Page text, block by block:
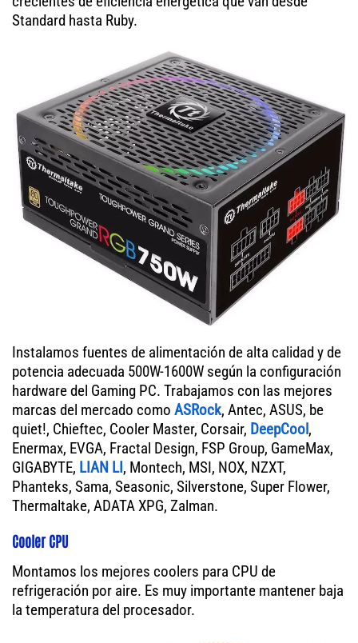
Standard hasta Ruby.
Instalamos fuentes de alimentación de alta calidad y de
potencia adecuada 500W-1600W según la configuración
hardware del Gaming PC. Trabajamos con las mejores
marcas del mercado como ASRock, Antec, ASUS, be
quiet!, Chieftec, Cooler Master, Corsair, DeepCool,
Enermax, EVGA, Fractal Design, FSP Group, GameMax,
GIGABYTE, LIAN LI, Montech, MSI, NOX, NZXT,
Phanteks, Sama, Seasonic, Silverstone, Super Flower,
Thermaltake, ADATA XPG, Zalman.
Cooler CPU
Montamos los mejores coolers para CPU de
refrigeración por aire. Es muy importante mantener baja
la temperatura del procesador.